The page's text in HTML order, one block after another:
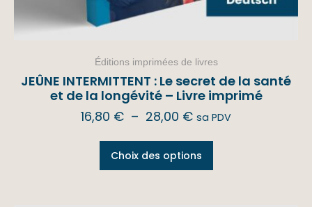
Éditions imprimées de livres
JEÛNE INTERMITTENT : Le secret de la santé
et de la longévité – Livre imprimé
16,80 € – 28,00 € sa PDV
Choix des options